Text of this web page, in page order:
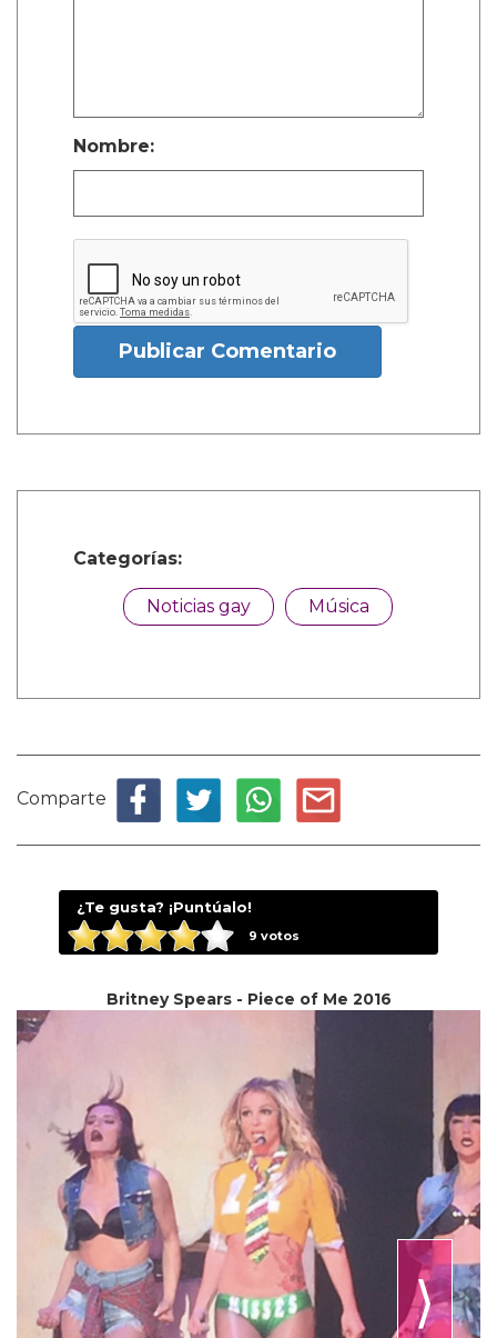
Nombre:
Publicar Comentario
Categorías:
Noticias gay Música
Comparte
¿Te gusta? ¡Puntúalo!
9 votos
Britney Spears - Piece of Me 2016
⟩